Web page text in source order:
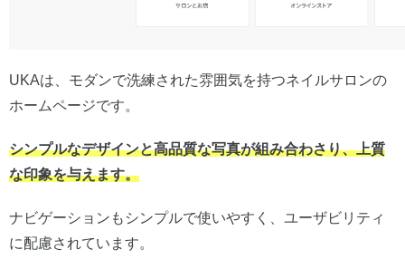
UKAは、モダンで洗練された雰囲気を持つネイルサロンの
ホームページです。
シンプルなデザインと高品質な写真が組み合わさり、上質
な印象を与えます。
ナビゲーションもシンプルで使いやすく、ユーザビリティ
に配慮されています。